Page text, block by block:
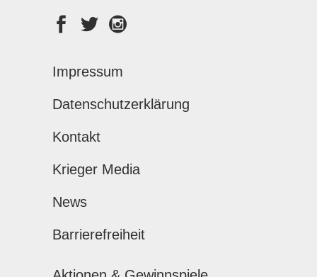
Impressum
Datenschutzerklärung
Kontakt
Krieger Media
News
Barrierefreiheit